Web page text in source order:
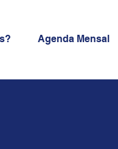
Agenda Mensal